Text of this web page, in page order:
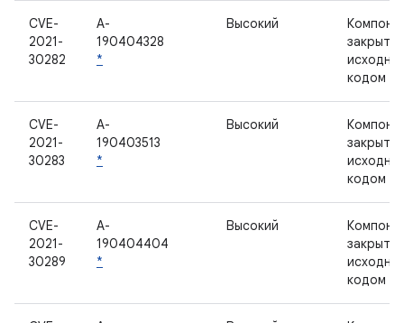
CVE-
2021-
30282
A-
190404328
*
Высокий
кодом
CVE-
2021-
30283
A-
190403513
*
Высокий
кодом
CVE-
2021-
30289
A-
190404404
*
Высокий
кодом